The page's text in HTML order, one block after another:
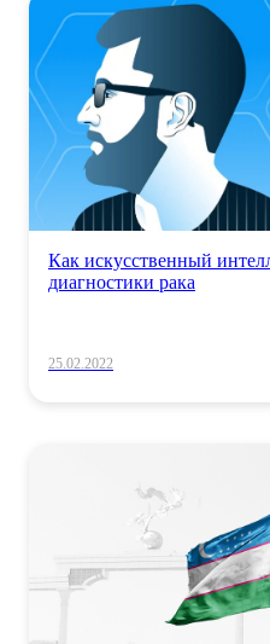
Как искусственный
диагностики рака
25.02.2022